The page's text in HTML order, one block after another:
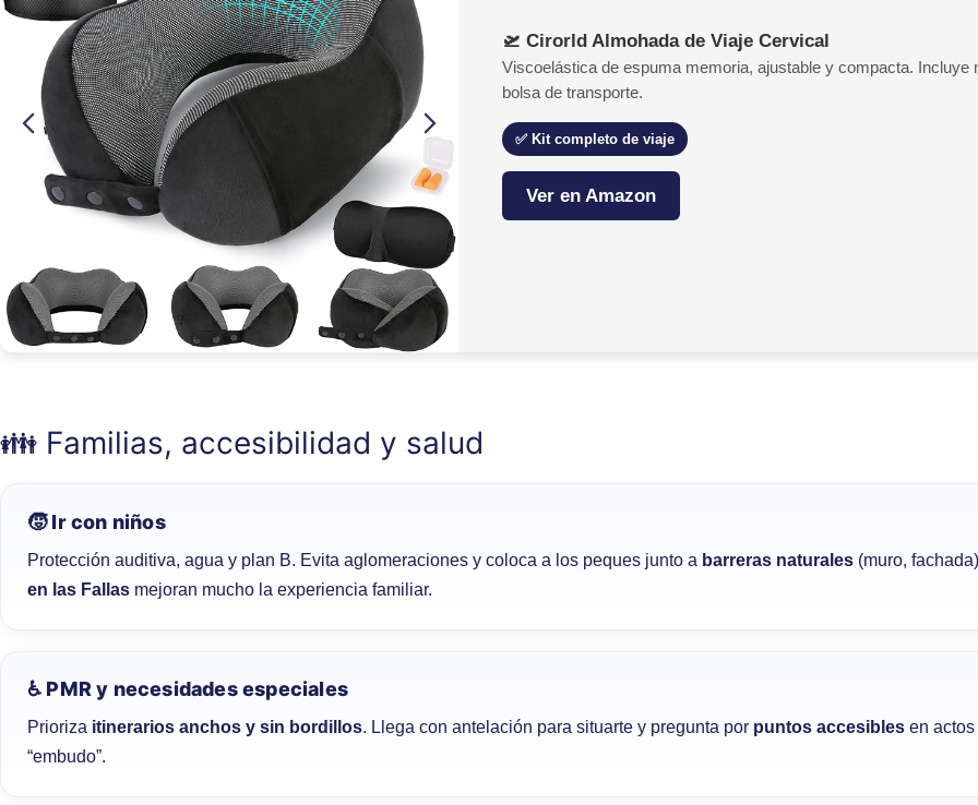
🛫 Cirorld Almohada de Viaje Cervical
Viscoelástica de espuma memoria, ajustable y compacta. Incluye
bolsa de transporte.
✅ Kit completo de viaje
Ver en Amazon
👪 Familias, accesibilidad y salud
🧒 Ir con niños
Protección auditiva, agua y plan B. Evita aglomeraciones y coloca a los peques junto a barreras naturales (muro,
en las Fallas mejoran mucho la experiencia familiar.
♿ PMR y necesidades especiales
Prioriza itinerarios anchos y sin bordillos. Llega con antelación para situarte y pregunta por puntos accesibles en
“embudo”.